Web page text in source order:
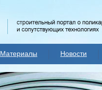
Материалы Новости